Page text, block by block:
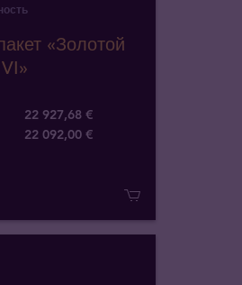
«Золотой
22 927,68 €
22 092,00 €